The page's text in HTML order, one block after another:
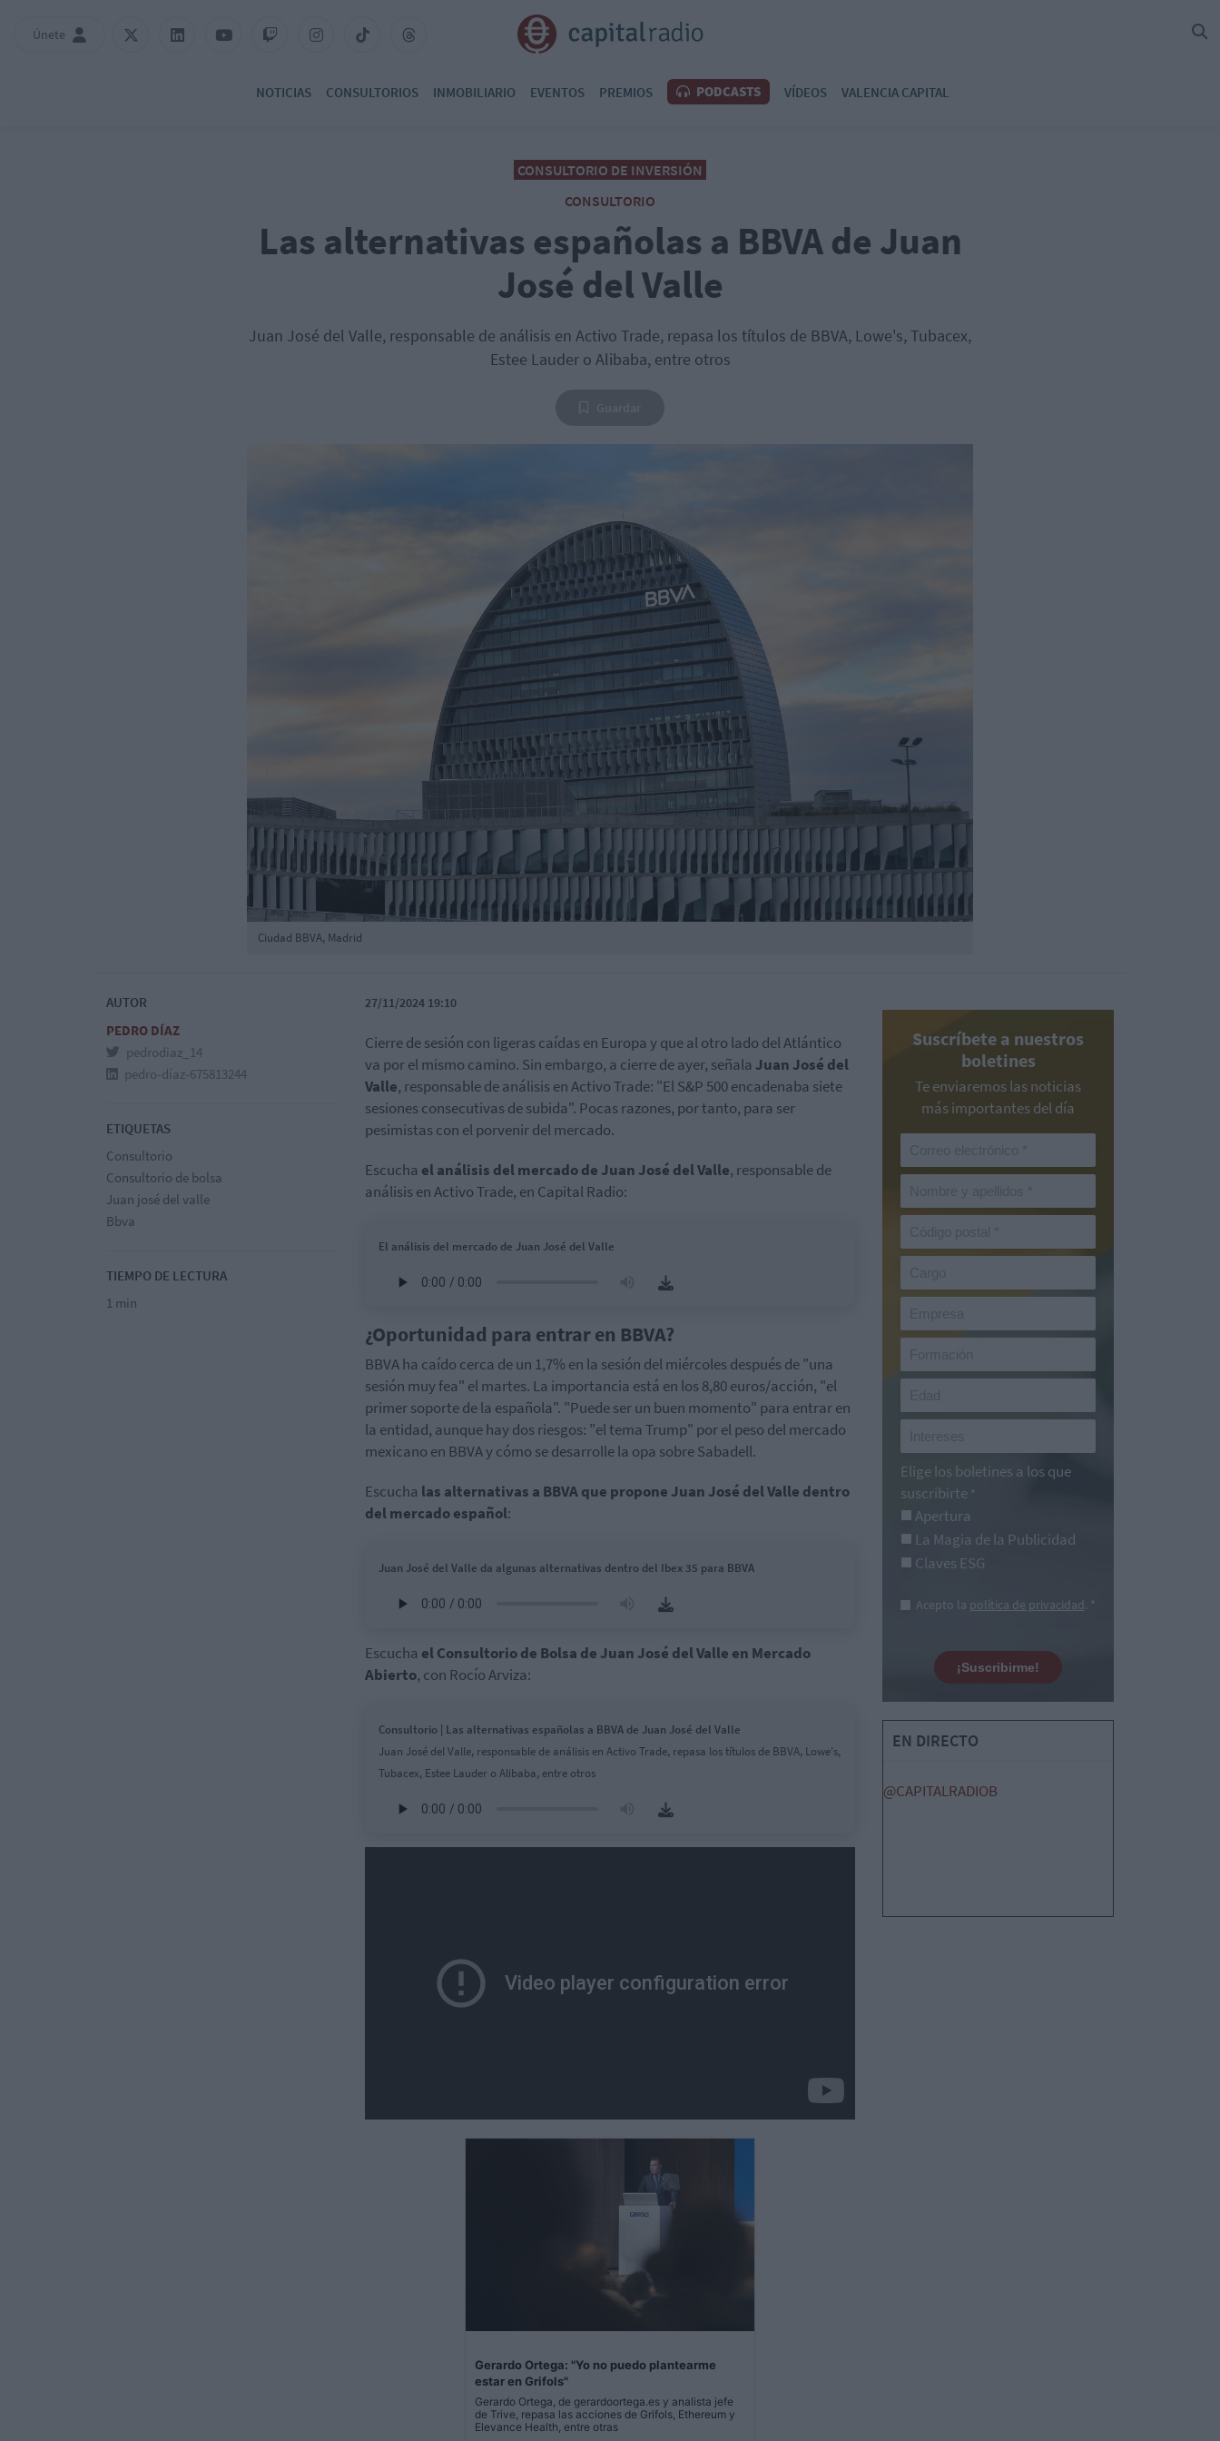
Únete
NOTICIAS CONSULTORIOS INMOBILIARIO EVENTOS PREMIOS PODCASTS VÍDEOS VALENCIA CAPITAL
CONSULTORIO DE INVERSIÓN
CONSULTORIO
Las alternativas españolas a BBVA de Juan
José del Valle
Juan José del Valle, responsable de análisis en Activo Trade, repasa los títulos de BBVA, Lowe's, Tubacex,
Estee Lauder o Alibaba, entre otros
Ciudad BBVA, Madrid
AUTOR
PEDRO DÍAZ
pedrodiaz_14
pedro-díaz-675813244
ETIQUETAS
Consultorio
Consultorio de bolsa
Juan josé del valle
Bbva
TIEMPO DE LECTURA
1 min
27/11/2024 19:10
Cierre de sesión con ligeras caídas en Europa y que al otro lado del Atlántico
va por el mismo camino. Sin embargo, a cierre de ayer, señala Juan José del
Valle, responsable de análisis en Activo Trade: "El S&P 500 encadenaba siete
sesiones consecutivas de subida". Pocas razones, por tanto, para ser
pesimistas con el porvenir del mercado.
Escucha el análisis del mercado de Juan José del Valle, responsable de
análisis en Activo Trade, en Capital Radio:
El análisis del mercado de Juan José del Valle
¿Oportunidad para entrar en BBVA?
BBVA ha caído cerca de un 1,7% en la sesión del miércoles después de "una
sesión muy fea" el martes. La importancia está en los 8,80 euros/acción, "el
primer soporte de la española". "Puede ser un buen momento" para entrar en
la entidad, aunque hay dos riesgos: "el tema Trump" por el peso del mercado
mexicano en BBVA y cómo se desarrolle la opa sobre Sabadell.
Escucha las alternativas a BBVA que propone Juan José del Valle dentro
del mercado español:
Juan José del Valle da algunas alternativas dentro del Ibex 35 para BBVA
Escucha el Consultorio de Bolsa de Juan José del Valle en Mercado
Abierto, con Rocío Arviza:
Consultorio | Las alternativas españolas a BBVA de Juan José del Valle
Juan José del Valle, responsable de análisis en Activo Trade, repasa los títulos de BBVA, Lowe's,
Tubacex, Estee Lauder o Alibaba, entre otros
Gerardo Ortega: "Yo no puedo plantearme
estar en Grifols"
Gerardo Ortega, de gerardoortega.es y analista jefe
de Trive, repasa las acciones de Grifols, Ethereum y
Elevance Health, entre otras
Suscríbete a nuestros
boletines
Te enviaremos las noticias
más importantes del día
Elige los boletines a los que
suscribirte *
Apertura
La Magia de la Publicidad
Claves ESG
Acepto la política de privacidad. *
¡Suscribirme!
EN DIRECTO
@CAPITALRADIOB